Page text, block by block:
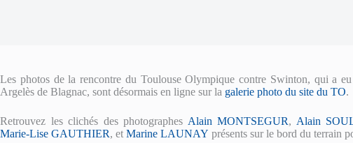
Les photos de la rencontre du Toulouse Olympique contre Swinton, qui a
Argelès de Blagnac, sont désormais en ligne sur la galerie photo du site du TO.
Retrouvez les clichés des photographes Alain MONTSEGUR, Alain
Marie-Lise GAUTHIER, et Marine LAUNAY présents sur le bord du terrain